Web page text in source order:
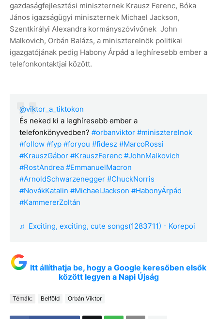
gazdaságfejlesztési miniszternek Krausz Ferenc, Bóka
János igazságügyi miniszternek Michael Jackson,
Szentkirályi Alexandra kormányszóvivőnek John
Malkovich, Orbán Balázs, a miniszterelnök politikai
igazgatójának pedig Habony Árpád a leghíresebb ember a
telefonkontaktjai között.
@viktor_a_tiktokon
És neked ki a leghíresebb ember a
telefonkönyvedben? #orbanviktor #miniszterelnok
#follow #fyp #foryou #fidesz #MarcoRossi
#KrauszGábor #KrauszFerenc #JohnMalkovich
#RostAndrea #EmmanuelMacron
#ArnoldSchwarzenegger #ChuckNorris
#NovákKatalin #MichaelJackson #HabonyÁrpád
#KammererZoltán
♬ Exciting, exciting, cute songs(1283711) - Korepoi
Itt állíthatja be, hogy a Google keresőben elsők
között legyen a Napi Újság
Témák: Belföld Orbán Viktor